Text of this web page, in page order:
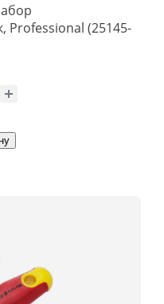
Professional (25145-